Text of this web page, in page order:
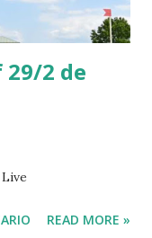
29/2 de
READ MORE »